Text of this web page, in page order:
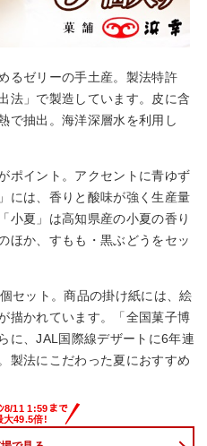
るゼリーの手土産。製法特許
法」で製造しています。皮に含
で抽出。海洋深層水を利用し
ポイント。アクセントに青ゆず
には、香りと酸味が強く生産量
小夏」は高知県産の小夏の香り
ほか、すもも・黒ぶどうをセッ
セット。商品の掛け紙には、絵
描かれています。「全国菓子博
に、JAL国際線デザートに6年連
製法にこだわった夏におすすめ